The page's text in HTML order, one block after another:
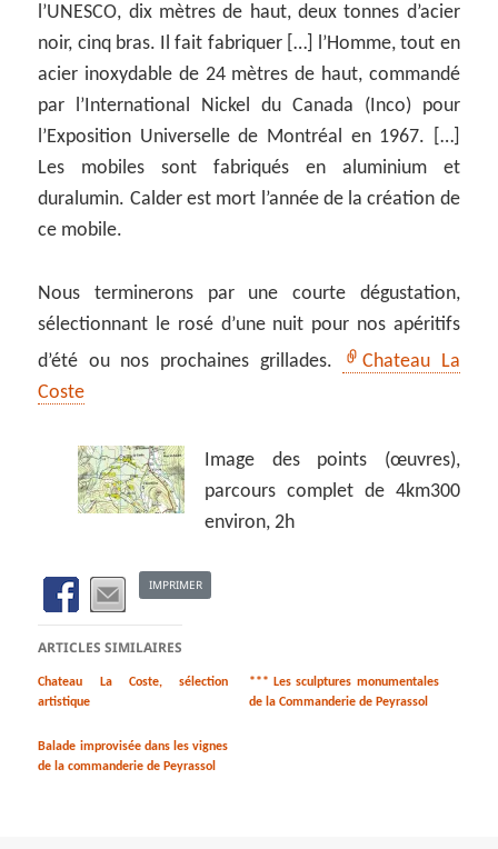
l’UNESCO, dix mètres de haut, deux tonnes d’acier
noir, cinq bras. Il fait fabriquer […] l’Homme, tout en
acier inoxydable de 24 mètres de haut, commandé
par l’International Nickel du Canada (Inco) pour
l’Exposition Universelle de Montréal en 1967. […]
Les mobiles sont fabriqués en aluminium et
duralumin. Calder est mort l’année de la création de
ce mobile.
Nous terminerons par une courte dégustation,
sélectionnant le rosé d’une nuit pour nos apéritifs
d’été ou nos prochaines grillades.
Chateau La
Coste
Image des points (œuvres),
parcours complet de 4km300
environ, 2h
IMPRIMER
ARTICLES SIMILAIRES
Chateau La Coste, sélection
artistique
*** Les sculptures monumentales
de la Commanderie de Peyrassol
Balade improvisée dans les vignes
de la commanderie de Peyrassol